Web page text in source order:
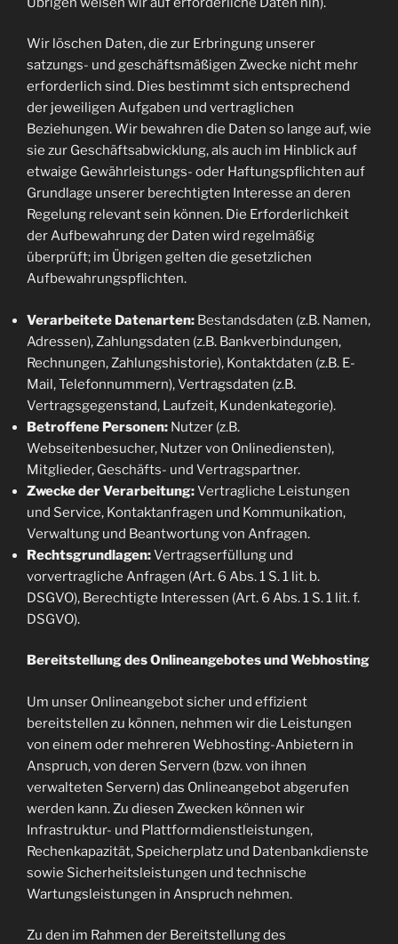
Wir löschen Daten, die zur Erbringung unserer
satzungs- und geschäftsmäßigen Zwecke nicht mehr
erforderlich sind. Dies bestimmt sich entsprechend
der jeweiligen Aufgaben und vertraglichen
Beziehungen. Wir bewahren die Daten so lange auf, wie
sie zur Geschäftsabwicklung, als auch im Hinblick auf
etwaige Gewährleistungs- oder Haftungspflichten auf
Grundlage unserer berechtigten Interesse an deren
Regelung relevant sein können. Die Erforderlichkeit
der Aufbewahrung der Daten wird regelmäßig
überprüft; im Übrigen gelten die gesetzlichen
Aufbewahrungspflichten.
Verarbeitete Datenarten: Bestandsdaten (z.B. Namen,
Adressen), Zahlungsdaten (z.B. Bankverbindungen,
Rechnungen, Zahlungshistorie), Kontaktdaten (z.B. E-
Mail, Telefonnummern), Vertragsdaten (z.B.
Vertragsgegenstand, Laufzeit, Kundenkategorie).
Betroffene Personen: Nutzer (z.B.
Webseitenbesucher, Nutzer von Onlinediensten),
Mitglieder, Geschäfts- und Vertragspartner.
Zwecke der Verarbeitung:Vertragliche Leistungen
und Service, Kontaktanfragen und Kommunikation,
Verwaltung und Beantwortung von Anfragen.
Rechtsgrundlagen:Vertragserfüllung und
vorvertragliche Anfragen (Art. 6 Abs. 1 S. 1 lit. b.
DSGVO), Berechtigte Interessen (Art. 6 Abs. 1 S. 1 lit. f.
DSGVO).
Bereitstellung des Onlineangebotes und Webhosting
Um unser Onlineangebot sicher und effizient
bereitstellen zu können, nehmen wir die Leistungen
von einem oder mehreren Webhosting-Anbietern in
Anspruch, von deren Servern (bzw. von ihnen
verwalteten Servern) das Onlineangebot abgerufen
werden kann. Zu diesen Zwecken können wir
Infrastruktur- und Plattformdienstleistungen,
Rechenkapazität, Speicherplatz und Datenbankdienste
sowie Sicherheitsleistungen und technische
Wartungsleistungen in Anspruch nehmen.
Zu den im Rahmen der Bereitstellung des